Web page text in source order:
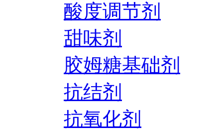
酸度调节剂
甜味剂
胶姆糖基础剂
抗结剂
抗氧化剂